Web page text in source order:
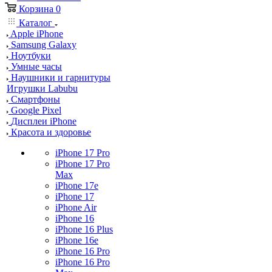
Корзина 0
Каталог
Apple iPhone
Samsung Galaxy
Ноутбуки
Умные часы
Наушники и гарнитуры
Игрушки Labubu
Смартфоны
Google Pixel
Дисплеи iPhone
Красота и здоровье
iPhone 17 Pro
iPhone 17 Pro
Max
iPhone 17e
iPhone 17
iPhone Air
iPhone 16
iPhone 16 Plus
iPhone 16e
iPhone 16 Pro
iPhone 16 Pro